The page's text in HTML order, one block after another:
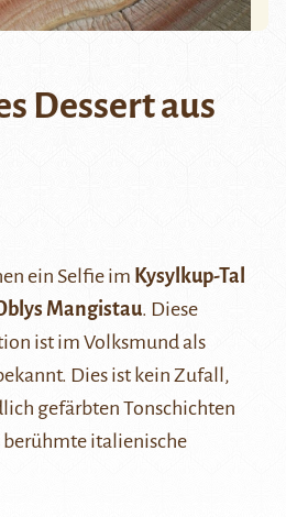
Dessert aus
ein Selfie im Kysylkup-Tal
Mangistau. Diese
ist im Volksmund als
Dies ist kein Zufall,
gefärbten Tonschichten
berühmte italienische